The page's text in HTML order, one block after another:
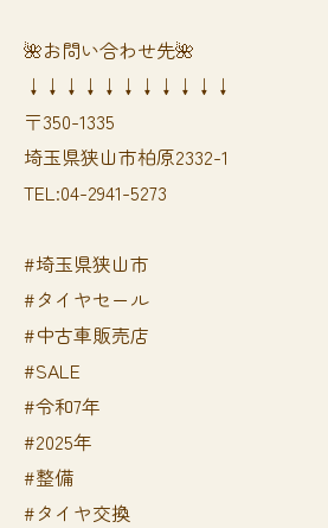
🌺お問い合わせ先🌺
↓↓↓↓↓↓↓↓↓↓↓
〒350-1335
埼玉県狭山市柏原2332-1
TEL:04-2941-5273
#埼玉県狭山市
#タイヤセール
#中古車販売店
#SALE
#令和7年
#2025年
#整備
#タイヤ交換